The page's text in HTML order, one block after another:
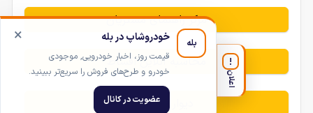
مرکز راهنمای مشتریان
محاسبه آنلاین اقساط
دیوار خودروشاپ
!
اعلان
× بله خودروشاپ در بله
قیمت روز، اخبار خودرویی, موجودی
خودرو و طرح‌های فروش را سریع‌تر ببینید.
عضویت در کانال